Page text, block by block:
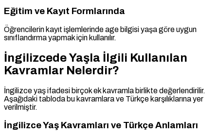
Eğitim ve Kayıt Formlarında
Öğrencilerin kayıt işlemlerinde age bilgisi yaşa göre uygun
sınıflandırma yapmak için kullanılır.
İngilizcede Yaşla İlgili Kullanılan
Kavramlar Nelerdir?
İngilizce yaş ifadesi birçok ek kavramla birlikte değerlendirilir.
Aşağıdaki tabloda bu kavramlara ve Türkçe karşılıklarına yer
verilmiştir.
İngilizce Yaş Kavramları ve Türkçe Anlamları